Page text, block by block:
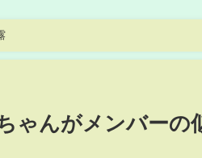
ゃんがメンバーの